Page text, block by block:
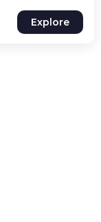
Explore